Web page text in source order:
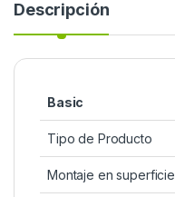
Descripción
Basic
Tipo de Producto
Montaje en superficie